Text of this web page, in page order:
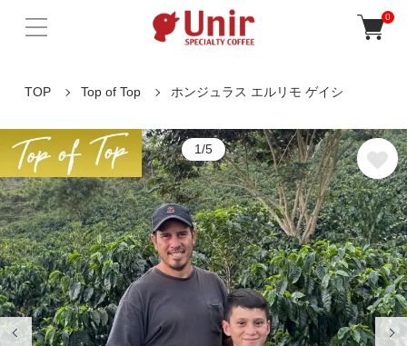
0
TOP Top of Top ホンジュラス エルリモ ゲイシ
1/5